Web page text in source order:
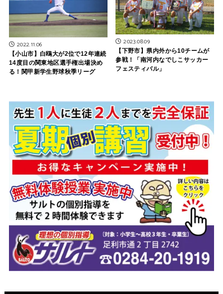
2022.11.06
【小山市】白鴎大が2位で12年連続
14度目の関東地区選手権出場決め
る！関甲新学生野球秋季リーグ
2023.08.09
【下野市】県内外から10チームが
参戦！「南河内なでしこサッカー
フェスティバル」